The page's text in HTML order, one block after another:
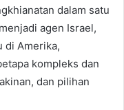
dalam satu
agen Israel,
di Amerika,
kompleks dan
dan pilihan